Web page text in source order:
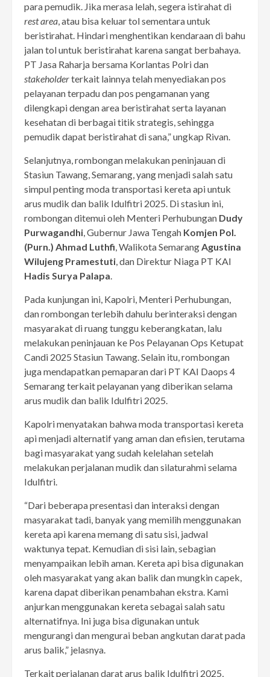
para pemudik. Jika merasa lelah, segera istirahat di
rest area, atau bisa keluar tol sementara untuk
beristirahat. Hindari menghentikan kendaraan di bahu
jalan tol untuk beristirahat karena sangat berbahaya.
PT Jasa Raharja bersama Korlantas Polri dan
stakeholderterkait lainnya telah menyediakan pos
pelayanan terpadu dan pos pengamanan yang
dilengkapi dengan area beristirahat serta layanan
kesehatan di berbagai titik strategis, sehingga
pemudik dapat beristirahat di sana,” ungkap Rivan.
Selanjutnya, rombongan melakukan peninjauan di
Stasiun Tawang, Semarang, yang menjadi salah satu
simpul penting moda transportasi kereta api untuk
arus mudik dan balik Idulfitri 2025. Di stasiun ini,
rombongan ditemui oleh Menteri Perhubungan Dudy
Purwagandhi, Gubernur Jawa Tengah Komjen Pol.
(Purn.) Ahmad Luthfi, Walikota SemarangAgustina
Wilujeng Pramestuti, dan Direktur Niaga PT KAI
Hadis Surya Palapa.
Pada kunjungan ini, Kapolri, Menteri Perhubungan,
dan rombongan terlebih dahulu berinteraksi dengan
masyarakat di ruang tunggu keberangkatan, lalu
melakukan peninjauan ke Pos Pelayanan Ops Ketupat
Candi 2025 Stasiun Tawang. Selain itu, rombongan
juga mendapatkan pemaparan dari PT KAI Daops 4
Semarang terkait pelayanan yang diberikan selama
arus mudik dan balik Idulfitri 2025.
Kapolri menyatakan bahwa moda transportasi kereta
api menjadi alternatif yang aman dan efisien, terutama
bagi masyarakat yang sudah kelelahan setelah
melakukan perjalanan mudik dan silaturahmi selama
Idulfitri.
“Dari beberapa presentasi dan interaksi dengan
masyarakat tadi, banyak yang memilih menggunakan
kereta api karena memang di satu sisi, jadwal
waktunya tepat. Kemudian di sisi lain, sebagian
menyampaikan lebih aman. Kereta api bisa digunakan
oleh masyarakat yang akan balik dan mungkin capek,
karena dapat diberikan penambahan ekstra. Kami
anjurkan menggunakan kereta sebagai salah satu
alternatifnya. Ini juga bisa digunakan untuk
mengurangi dan mengurai beban angkutan darat pada
arus balik,” jelasnya.
Terkait perjalanan darat arus balik Idulfitri 2025,